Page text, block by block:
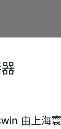
由上海